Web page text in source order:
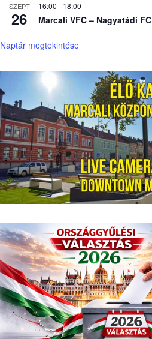
SZEPT
26
16:00 - 18:00
Marcali VFC – Nagyatádi FC
Naptár megtekintése